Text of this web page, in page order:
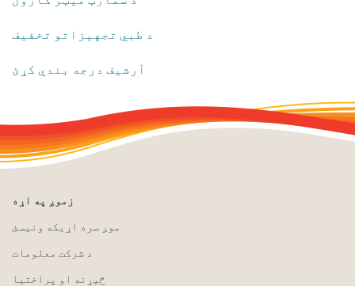
​د طبي تجهیزاتو تخفیف
آرشیف درجه بندي کړئ
زموږ په اړه
موږ سره اړیکه ونیسئ
د شرکت معلومات
څیړنه او پراختیا